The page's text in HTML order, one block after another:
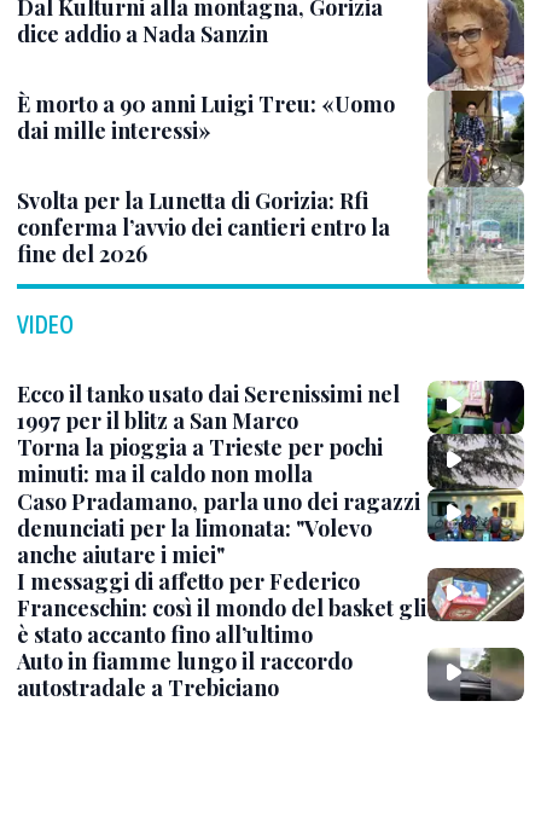
Dal Kulturni alla montagna, Gorizia
dice addio a Nada Sanzin
È morto a 90 anni Luigi Treu: «Uomo
dai mille interessi»
Svolta per la Lunetta di Gorizia: Rfi
conferma l’avvio dei cantieri entro la
fine del 2026
VIDEO
Ecco il tanko usato dai Serenissimi nel
1997 per il blitz a San Marco
Torna la pioggia a Trieste per pochi
minuti: ma il caldo non molla
Caso Pradamano, parla uno dei ragazzi
denunciati per la limonata: "Volevo
anche aiutare i miei"
I messaggi di affetto per Federico
Franceschin: così il mondo del basket gli
è stato accanto fino all’ultimo
Auto in fiamme lungo il raccordo
autostradale a Trebiciano